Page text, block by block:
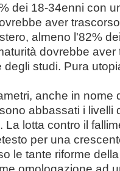
dei 18-34enni con
aver
almeno l'82%
dovrebbe aver
studi. Pura
anche in nome
abbassati i livelli
La lotta contro il
per una
le tante riforme